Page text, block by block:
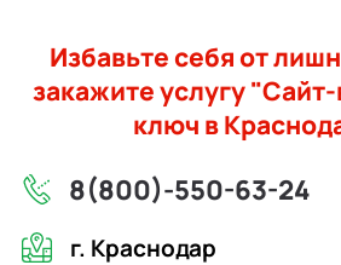
Избавьте себя от
закажите услугу
ключ в
8(800)-550-63-24
г. Краснодар